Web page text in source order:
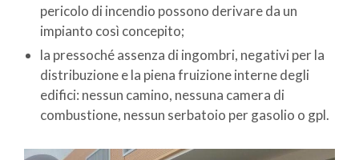
pericolo di incendio possono derivare da un
impianto così concepito;
la pressoché assenza di ingombri, negativi per la
distribuzione e la piena fruizione interne degli
edifici: nessun camino, nessuna camera di
combustione, nessun serbatoio per gasolio o gpl.